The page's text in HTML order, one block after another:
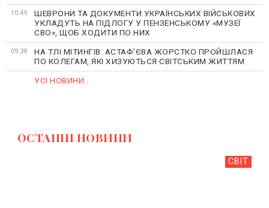
10:49
ШЕВРОНИ ТА ДОКУМЕНТИ УКРАЇНСЬКИХ ВІЙСЬКОВИХ
УКЛАДУТЬ НА ПІДЛОГУ У ПЕНЗЕНСЬКОМУ «МУЗЕЇ
СВО», ЩОБ ХОДИТИ ПО НИХ
09:38
НА ТЛІ МІТИНГІВ: АСТАФʼЄВА ЖОРСТКО ПРОЙШЛАСЯ
ПО КОЛЕГАМ, ЯКІ ХИЗУЮТЬСЯ СВІТСЬКИМ ЖИТТЯМ
УСІ НОВИНИ...
ОСТАННI НОВИНИ
СВІТ